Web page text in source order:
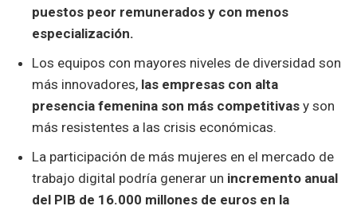
puestos peor remunerados y con menos
especialización.
Los equipos con mayores niveles de diversidad son
más innovadores, las empresas con alta
presencia femenina son más competitivas y son
más resistentes a las crisis económicas.
La participación de más mujeres en el mercado de
trabajo digital podría generar un incremento anual
del PIB de 16.000 millones de euros en la